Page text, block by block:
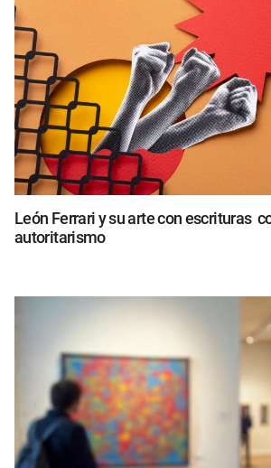
León Ferrari y su arte con escrituras
autoritarismo